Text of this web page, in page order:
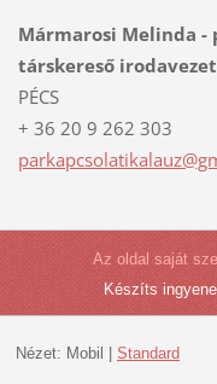
Mármarosi Melinda -
társkereső
PÉCS
+ 36 20 9 262 303
parkapcsolatikal
Az oldal saját
Készíts
Nézet: Mobil Standard